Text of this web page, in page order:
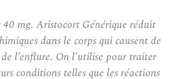
mg. Aristocort Générique réduit
dans le corps qui causent de
l’enflure. On l’utilise pour traiter
conditions telles que les réactions